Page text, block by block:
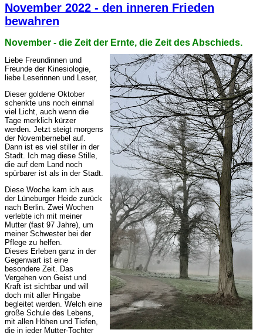
November 2022 - den inneren Frieden
bewahren
November - die Zeit der Ernte, die Zeit des Abschieds.
Liebe Freundinnen und
Freunde der Kinesiologie,
liebe Leserinnen und Leser,
Dieser goldene Oktober
schenkte uns noch einmal
viel Licht, auch wenn die
Tage merklich kürzer
werden. Jetzt steigt morgens
der Novembernebel auf.
Dann ist es viel stiller in der
Stadt. Ich mag diese Stille,
die auf dem Land noch
spürbarer ist als in der Stadt.
Diese Woche kam ich aus
der Lüneburger Heide zurück
nach Berlin. Zwei Wochen
verlebte ich mit meiner
Mutter (fast 97 Jahre), um
meiner Schwester bei der
Pflege zu helfen.
Dieses Erleben ganz in der
Gegenwart ist eine
besondere Zeit. Das
Vergehen von Geist und
Kraft ist sichtbar und will
doch mit aller Hingabe
begleitet werden. Welch eine
große Schule des Lebens,
mit allen Höhen und Tiefen,
die in jeder Mutter-Tochter